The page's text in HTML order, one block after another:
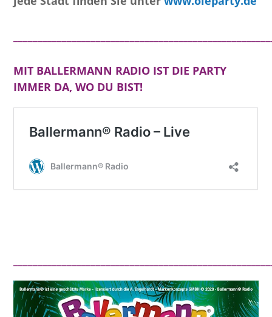
MIT BALLERMANN RADIO IST DIE PARTY
IMMER DA, WO DU BIST!